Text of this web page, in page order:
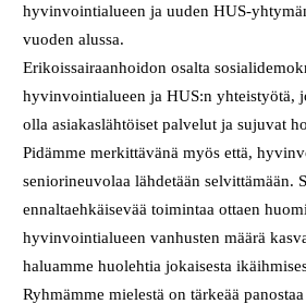
hyvinvointialueen ja uuden HUS-
vuoden alussa.
Erikoissairaanhoidon osalta
hyvinvointialueen ja HUS:n yhteistyötä,
olla asiakaslähtöiset palvelut ja sujuvat
Pidämme merkittävänä myös että,
seniorineuvolaa lähdetään selvittämään.
ennaltaehkäisevää toimintaa ottaen
hyvinvointialueen vanhusten määrä
haluamme huolehtia jokaisesta
Ryhmämme mielestä on tärkeää